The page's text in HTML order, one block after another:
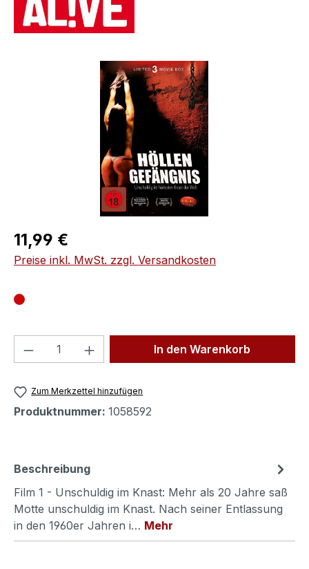
Bildergalerie überspringen
Regulärer Preis:
11,99 €
Preise inkl. MwSt. zzgl. Versandkosten
Produkt Anzahl: Gib denIn den Warenkorb
Zum Merkzettel hinzufügen
Produktnummer: 1058592
Beschreibung
Film 1 - Unschuldig im Knast: Mehr als 20 Jahre saß
Motte unschuldig im Knast. Nach seiner Entlassung
in den 1960er Jahren i… Mehr